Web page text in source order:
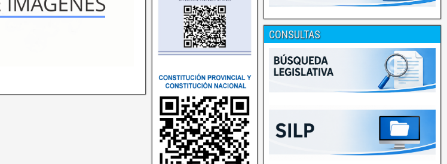
CONSULTAS